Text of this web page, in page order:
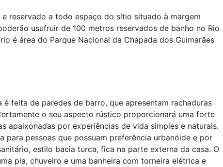
reservado a todo espaço do sítio situado à margem
usufruir de 100 metros reservados de banho no Rio
é área do Parque Nacional da Chapada dos Guimarães
feita de paredes de barro, que apresentam rachaduras
o seu aspecto rústico proporcionará uma forte
apaixonadas por experiências de vida simples e naturais.
para pessoas que possuam preferência urbanóide e por
estilo bacia turca, fica na parte externa da casa. O
pia, chuveiro e uma banheira com torneira elétrica e